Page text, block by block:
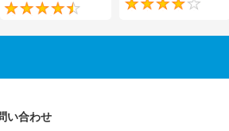
4 4.5
い合わせ